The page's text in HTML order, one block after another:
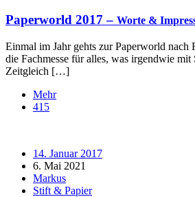
Paperworld 2017 – Worte &
Einmal im Jahr gehts zur Paperworld nach
die Fachmesse für alles, was irgendwie
Zeitgleich […]
Mehr
415
14. Januar 2017
6. Mai 2021
Markus
Stift & Papier